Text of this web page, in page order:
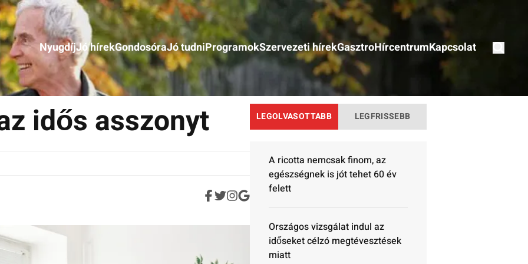
NyugdíjJó hírekGondosóraJó tudniProgramokSzervezeti hírekGasztroHírcentrumKapcsolat
idős asszonyt LEGOLVASOTTABB LEGFRISSEBB
A ricotta nemcsak finom, az
egészségnek is jót tehet 60 év
felett
Országos vizsgálat indul az
időseket célzó megtévesztések
miatt